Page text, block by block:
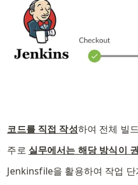
코드를 직접 작성하여 전체 빌
주로 실무에서는 해당 방식이
Jenkinsfile을 활용하여 작업